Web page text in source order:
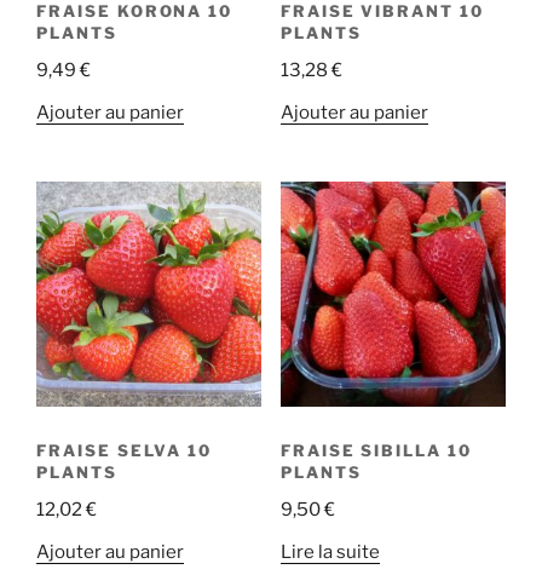
FRAISE KORONA 10
PLANTS
9,49€
Ajouter au panier
FRAISE VIBRANT 10
PLANTS
13,28€
Ajouter au panier
FRAISE SELVA 10
PLANTS
12,02€
Ajouter au panier
FRAISE SIBILLA 10
PLANTS
9,50€
Lire la suite